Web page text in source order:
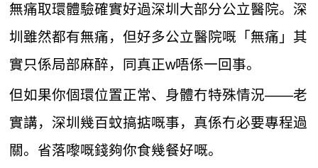
無痛取環體驗確實好過深圳大部分公立醫院。深
圳雖然都有無痛，但好多公立醫院嘅「無痛」其
實只係局部麻醉，同真正w唔係一回事。
但如果你個環位置正常、身體冇特殊情況——老
實講，深圳幾百蚊搞掂嘅事，真係冇必要專程過
關。省落嚟嘅錢夠你食幾餐好嘅。